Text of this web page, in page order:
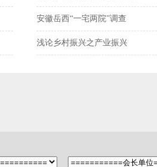
安徽岳西“一宅两院”调查
浅论乡村振兴之产业振兴